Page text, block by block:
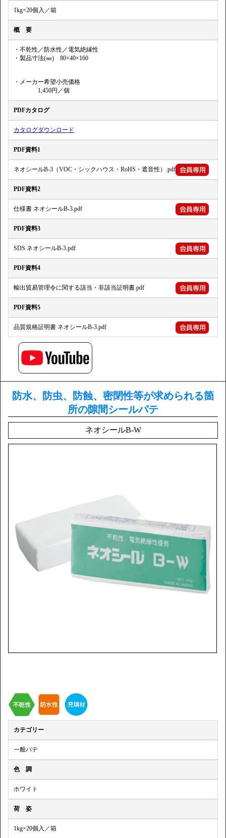
1kg×20個入／箱
概 要
・不乾性／防水性／電気絶縁性
・製品寸法(㎜) 80×40×160
・メーカー希望小売価格
1,450円／個
PDFカタログ
カタログダウンロード
PDF資料1
ネオシールB-3（VOC・シックハウス・RoHS・遮音性）.pdf
PDF資料2
仕様書 ネオシールB-3.pdf
PDF資料3
SDS ネオシールB-3.pdf
PDF資料4
輸出貿易管理令に関する該当・非該当証明書.pdf
PDF資料5
品質規格証明書 ネオシールB-3.pdf
防水、防虫、防蝕、密閉性等が求められる箇
所の隙間シールパテ
ネオシールB-W
カテゴリー
一般パテ
色 調
ホワイト
荷 姿
1kg×20個入／箱